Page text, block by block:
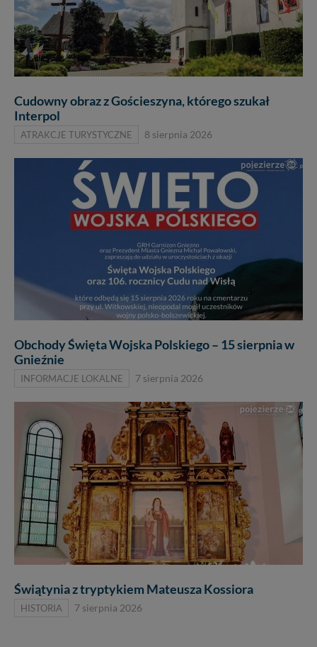
Cudowny obraz z Gościeszyna, którego szukał
Interpol
ATRAKCJE TURYSTYCZNE 8 sierpnia 2026
Obchody Święta Wojska Polskiego – 15 sierpnia w
Gnieźnie
INFORMACJE LOKALNE 7 sierpnia 2026
Świątynia z tryptykiem Mateusza Kossiora
HISTORIA 7 sierpnia 2026